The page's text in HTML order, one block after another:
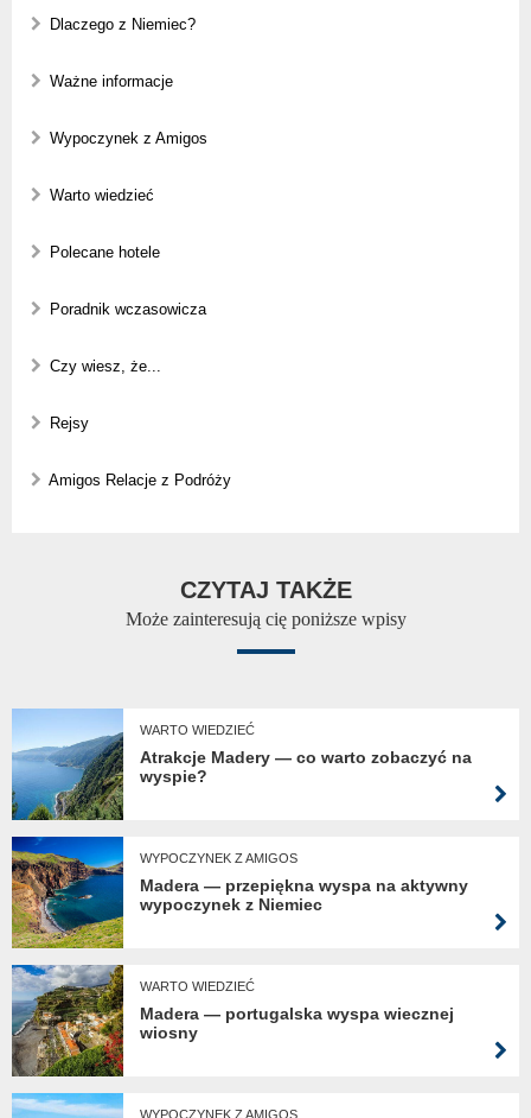
Dlaczego z Niemiec?
Ważne informacje
Wypoczynek z Amigos
Warto wiedzieć
Polecane hotele
Poradnik wczasowicza
Czy wiesz, że...
Rejsy
Amigos Relacje z Podróży
CZYTAJ TAKŻE
Może zainteresują cię poniższe wpisy
WARTO WIEDZIEĆ
Atrakcje Madery — co warto zobaczyć na
wyspie?
WYPOCZYNEK Z AMIGOS
Madera — przepiękna wyspa na aktywny
wypoczynek z Niemiec
WARTO WIEDZIEĆ
Madera — portugalska wyspa wiecznej
wiosny
WYPOCZYNEK Z AMIGOS